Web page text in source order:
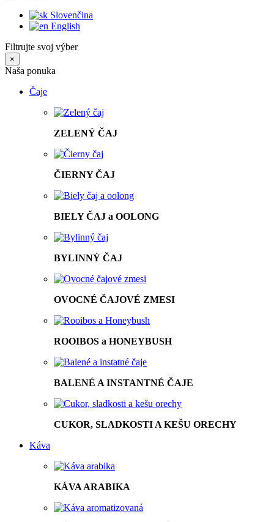
Slovenčina
English
Filtrujte svoj výber
×
Naša ponuka
Čaje
ZELENÝ ČAJ
ČIERNY ČAJ
BIELY ČAJ a OOLONG
BYLINNÝ ČAJ
OVOCNÉ ČAJOVÉ ZMESI
ROOIBOS a HONEYBUSH
BALENÉ A INSTANTNÉ ČAJE
CUKOR, SLADKOSTI A KEŠU ORECHY
Káva
KÁVA ARABIKA